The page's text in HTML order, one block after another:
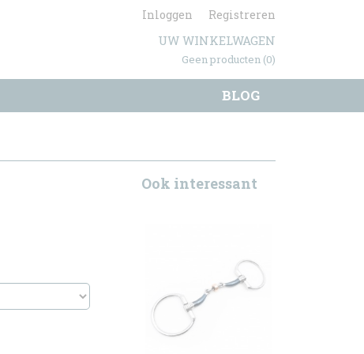
Inloggen Registreren
UW WINKELWAGEN
Geen producten (0)
BLOG
Ook interessant